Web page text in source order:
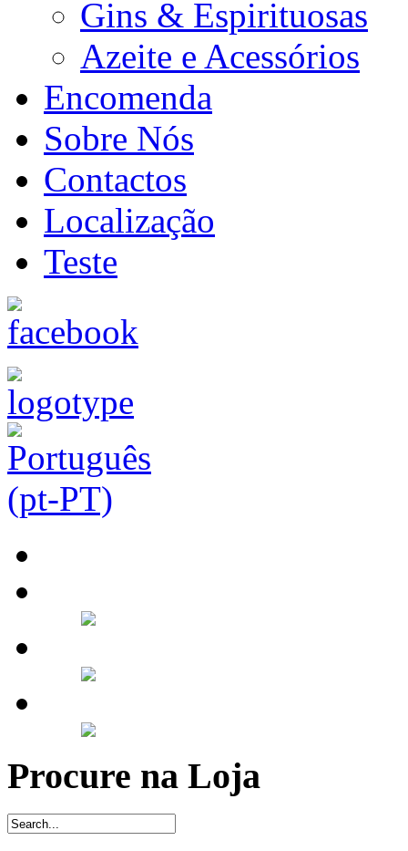
Gins & Espirituosas
Azeite e Acessórios
Encomenda
Sobre Nós
Contactos
Localização
Teste
Procure na Loja